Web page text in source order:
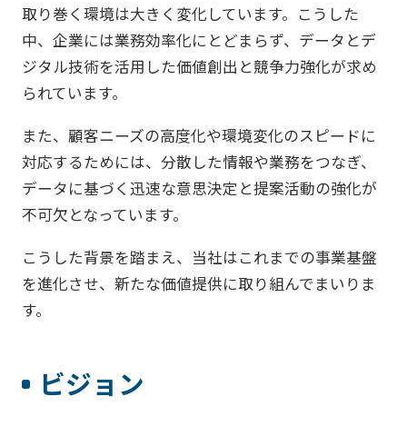
取り巻く環境は大きく変化しています。こうした
中、企業には業務効率化にとどまらず、データとデ
ジタル技術を活用した価値創出と競争力強化が求め
られています。
また、顧客ニーズの高度化や環境変化のスピードに
対応するためには、分散した情報や業務をつなぎ、
データに基づく迅速な意思決定と提案活動の強化が
不可欠となっています。
こうした背景を踏まえ、当社はこれまでの事業基盤
を進化させ、新たな価値提供に取り組んでまいりま
す。
ビジョン